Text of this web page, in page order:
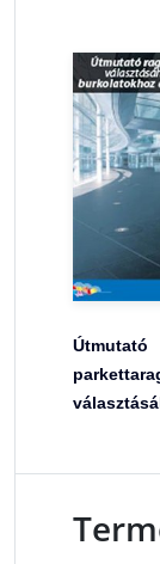
Útmutató